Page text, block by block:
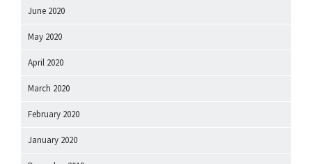
June 2020
May 2020
April 2020
March 2020
February 2020
January 2020